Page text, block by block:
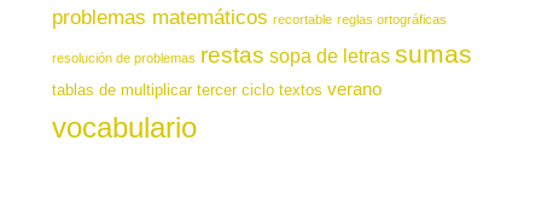
problemas matemáticos recortable reglas ortográficas
resolución de problemas restas sopa de letras sumas
tablas de multiplicar tercer ciclo textos verano
vocabulario